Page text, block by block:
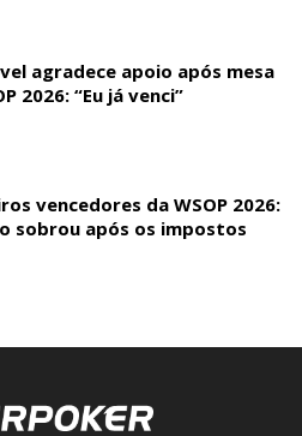
agradece apoio após mesa
2026: “Eu já venci”
vencedores da WSOP 2026:
sobrou após os impostos